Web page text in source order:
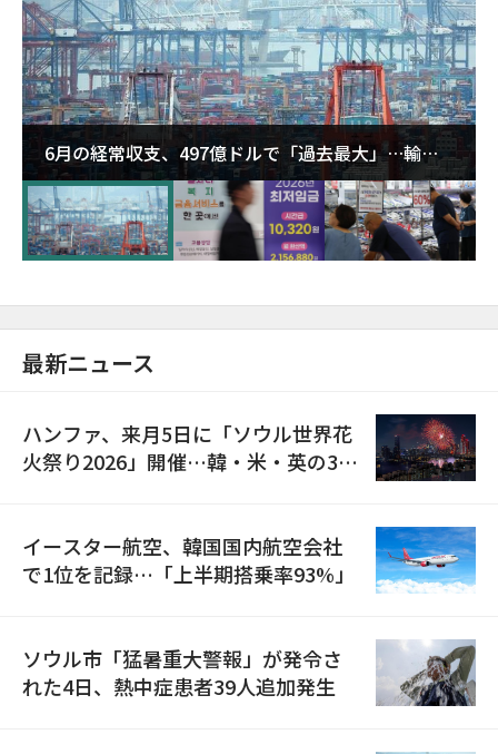
6月の経常収支、497億ドルで「過去最大」…輸出
が初の1000億ドル突破
最新ニュース
ハンファ、来月5日に「ソウル世界花
火祭り2026」開催…韓・米・英の3カ
イースター航空、韓国国内航空会社
で1位を記録…「上半期搭乗率93%」
ソウル市「猛暑重大警報」が発令さ
れた4日、熱中症患者39人追加発生